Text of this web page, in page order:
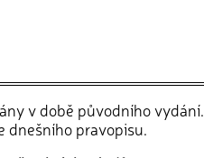
v době původního vydání.
dnešního pravopisu.